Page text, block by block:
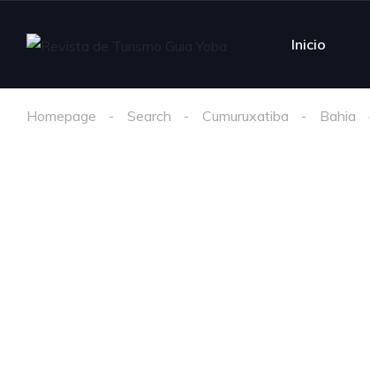
Inicio
Homepage Search Cumuruxatiba Bahia